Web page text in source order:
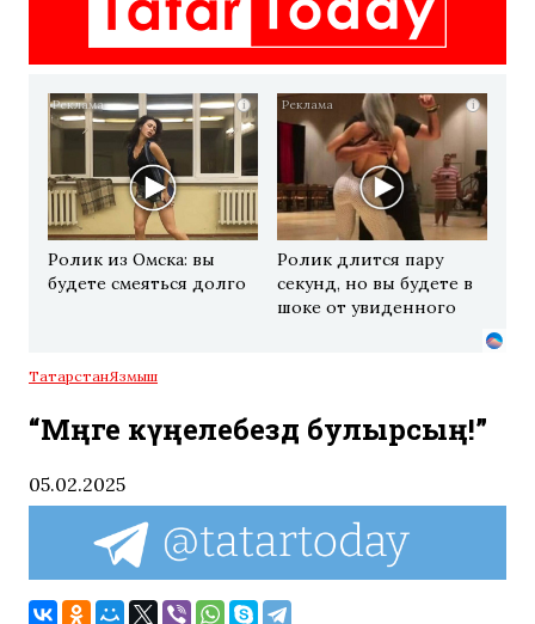
i
Ролик из Омска: вы
будете смеяться долго
i
Ролик длится пару
секунд, но вы будете в
шоке от увиденного
ТатарстанЯзмыш
“Мәңге күңелебездә булырсың!”
05.02.2025